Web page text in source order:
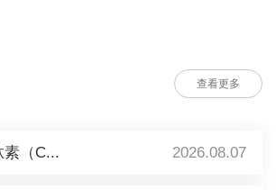
查看更多
素（C... 2026.08.07